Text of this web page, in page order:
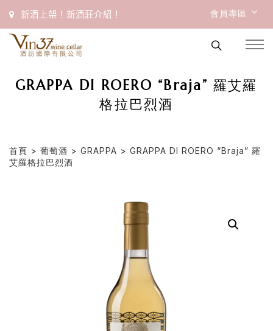
新酒上架！新酒莊介紹！ 會員專區
GRAPPA DI ROERO “Braja” 羅艾羅
格拉巴烈酒
首頁 > 葡萄酒 > GRAPPA > GRAPPA DI ROERO “Braja” 羅
艾羅格拉巴烈酒